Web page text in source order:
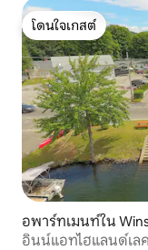
โดนใจเกสต์
โดนใจเกสต์
อพาร์ทเมนท์ใน
อินน์แอทไฮแลนด์เล